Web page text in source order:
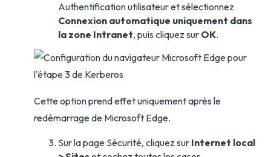
Authentification utilisateur et sélectionnez
Connexion automatique uniquement dans
la zone Intranet, puis cliquez sur OK.
Cette option prend effet uniquement après le
redémarrage de Microsoft Edge.
Sur la page Sécurité, cliquez sur Internet local